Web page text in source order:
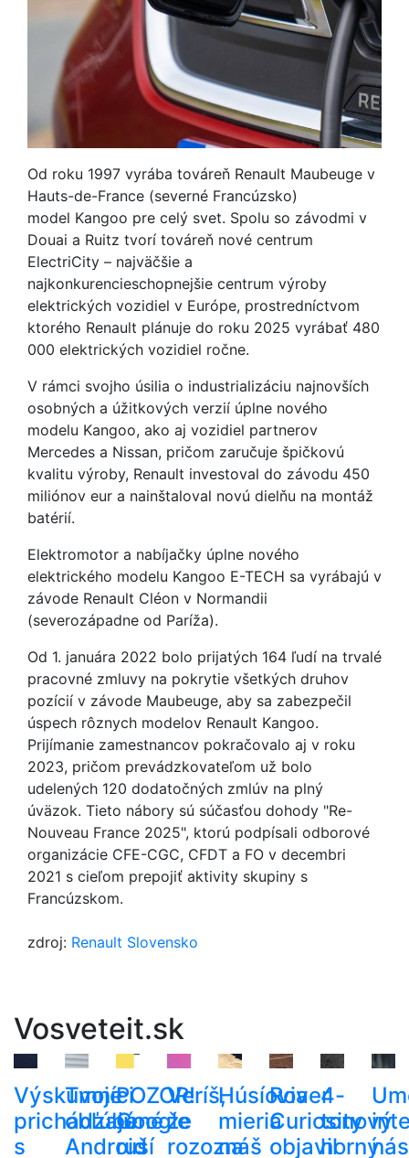
Od roku 1997 vyrába továreň Renault Maubeuge v
Hauts-de-France (severné Francúzsko)
model Kangoo pre celý svet. Spolu so závodmi v
Douai a Ruitz tvorí továreň nové centrum
ElectriCity – najväčšie a
najkonkurencieschopnejšie centrum výroby
elektrických vozidiel v Európe, prostredníctvom
ktorého Renault plánuje do roku 2025 vyrábať 480
000 elektrických vozidiel ročne.
V rámci svojho úsilia o industrializáciu najnovších
osobných a úžitkových verzií úplne nového
modelu Kangoo, ako aj vozidiel partnerov
Mercedes a Nissan, pričom zaručuje špičkovú
kvalitu výroby, Renault investoval do závodu 450
miliónov eur a nainštaloval novú dielňu na montáž
batérií.
Elektromotor a nabíjačky úplne nového
elektrického modelu Kangoo E-TECH sa vyrábajú v
závode Renault Cléon v Normandii
(severozápadne od Paríža).
Od 1. januára 2022 bolo prijatých 164 ľudí na trvalé
pracovné zmluvy na pokrytie všetkých druhov
pozícií v závode Maubeuge, aby sa zabezpečil
úspech rôznych modelov Renault Kangoo.
Prijímanie zamestnancov pokračovalo aj v roku
2023, pričom prevádzkovateľom už bolo
udelených 120 dodatočných zmlúv na plný
úväzok. Tieto nábory sú súčasťou dohody "Re-
Nouveau France 2025", ktorú podpísali odborové
organizácie CFE-CGC, CFDT a FO v decembri
2021 s cieľom prepojiť aktivity skupiny s
Francúzskom.
zdroj: Renault Slovensko
Vosveteit.sk
Výskumníci
prichádzajú
s
Tvoje
obľúbené
Android
POZOR!
Google
ruší
Veríš,
že
rozoznáš
Húsíovia
mieria
na
Rover
Curiosity
objavil
4-
tonový
hornýnás